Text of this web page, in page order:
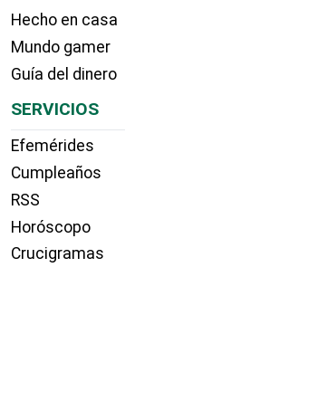
Hecho en casa
Mundo gamer
Guía del dinero
SERVICIOS
Efemérides
Cumpleaños
RSS
Horóscopo
Crucigramas